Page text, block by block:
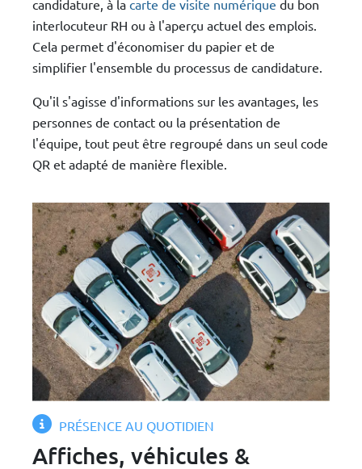
candidature, à la carte de visite numérique du bon
interlocuteur RH ou à l'aperçu actuel des emplois.
Cela permet d'économiser du papier et de
simplifier l'ensemble du processus de candidature.
Qu'il s'agisse d'informations sur les avantages, les
personnes de contact ou la présentation de
l'équipe, tout peut être regroupé dans un seul code
QR et adapté de manière flexible.
PRÉSENCE AU QUOTIDIEN
Affiches, véhicules &